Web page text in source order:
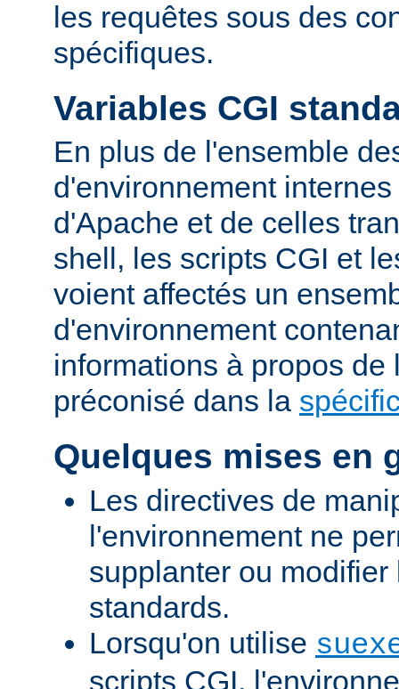
les requêtes sous des
spécifiques.
Variables CGI
En plus de l'ensemble
d'environnement
d'Apache et de celles
shell, les scripts CGI et
voient affectés un
d'environnement
informations à propos de
préconisé dans la
Quelques mises en
Les directives de
l'environnement ne
supplanter ou
standards.
Lorsqu'on utilise
scripts CGI,